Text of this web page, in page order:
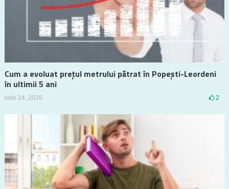
Cum a evoluat prețul metrului pătrat în Popești-Leordeni
în ultimii 5 ani
iulie 24, 2026 2